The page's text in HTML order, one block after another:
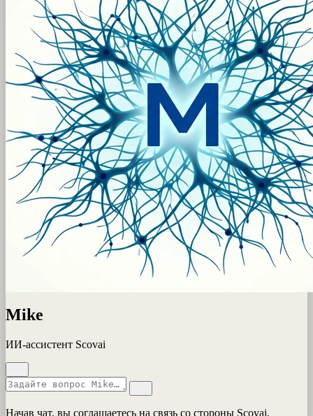
Mike
ИИ-ассистент Scovai
Начав чат, вы соглашаетесь на связь со стороны Scovai.